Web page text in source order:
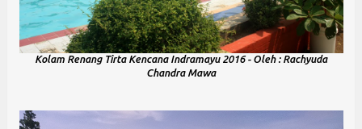
Kolam Renang Tirta Kencana Indramayu 2016 - Oleh : Rachyuda
Chandra Mawa